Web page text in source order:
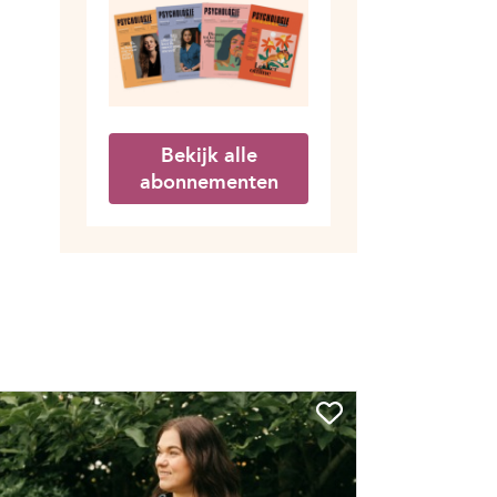
Bekijk alle
abonnementen